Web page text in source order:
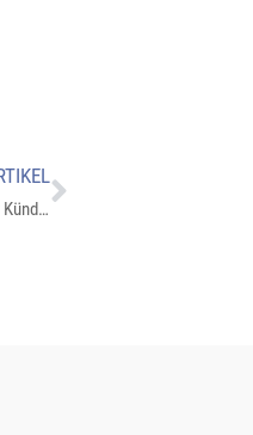
Rechtsprechung: Stromdiebstahl führt nicht immer zur Kündigung